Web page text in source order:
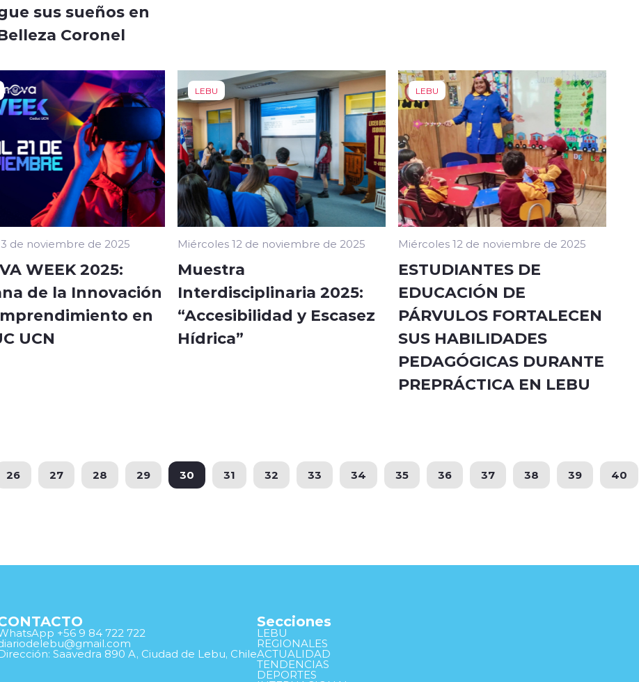
sus sueños en
Coronel
de noviembre de 2025
WEEK 2025:
de la Innovación
en
UCN
LEBU
Miércoles 12 de noviembre de 2025
Muestra
Interdisciplinaria 2025:
“Accesibilidad y Escasez
Hídrica”
LEBU
Miércoles 12 de noviembre de 2025
ESTUDIANTES DE
EDUCACIÓN DE
PÁRVULOS FORTALECEN
SUS HABILIDADES
PEDAGÓGICAS DURANTE
PREPRÁCTICA EN LEBU
26 27 28 29 30 31 32 33 34 35 36 37 38 39 40
+56 9 84 722 722
Saavedra 890 A, Ciudad de Lebu, Chile
Secciones
LEBU
REGIONALES
ACTUALIDAD
TENDENCIAS
DEPORTES